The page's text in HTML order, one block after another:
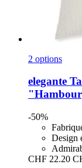
2 options
elegante
-50%
Design
CHF 22.20